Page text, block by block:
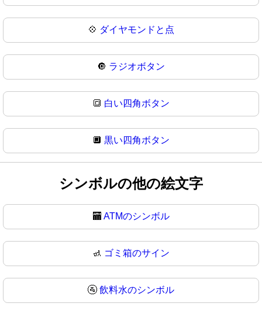
💠 ダイヤモンドと点
🔘 ラジオボタン
🔳 白い四角ボタン
🔲 黒い四角ボタン
シンボルの他の絵文字
🏧 ATMのシンボル
🚮 ゴミ箱のサイン
🚰 飲料水のシンボル